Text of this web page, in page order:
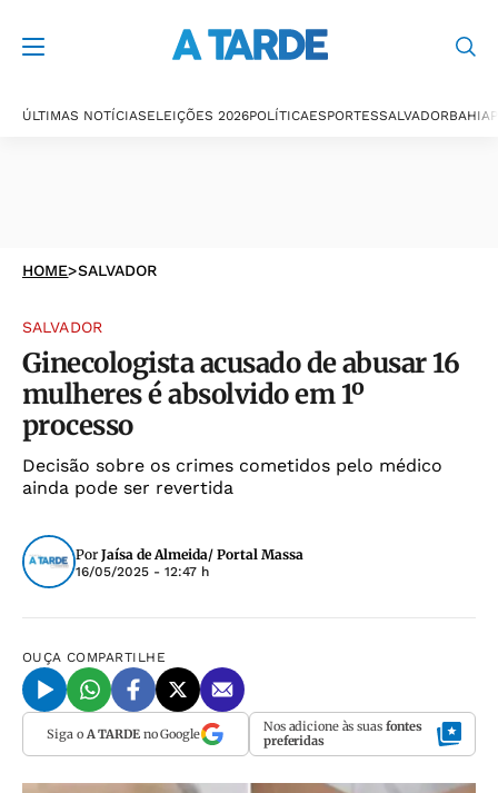
ÚLTIMAS NOTÍCIASELEIÇÕES 2026POLÍTICAESPORTESSALVADORBAHIA
HOME>SALVADOR
SALVADOR
Ginecologista acusado de abusar 16
mulheres é absolvido em 1º
processo
Decisão sobre os crimes cometidos pelo médico
ainda pode ser revertida
Por Jaísa de Almeida/ Portal Massa
16/05/2025 - 12:47 h
OUÇA COMPARTILHE
Siga o A TARDEno Google Nos adicione às suas fontes
preferidas